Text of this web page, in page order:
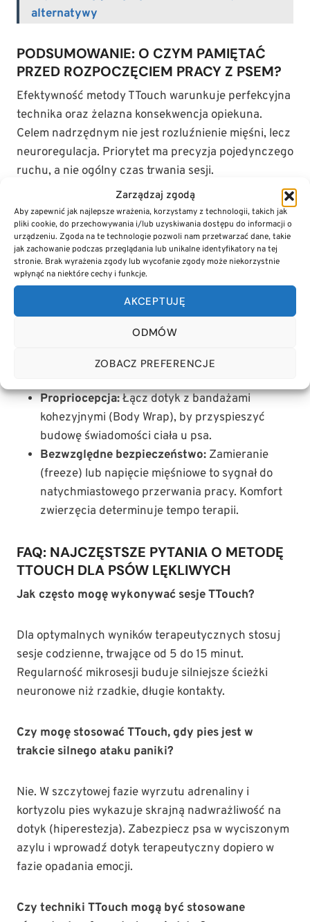
Zarządzaj zgodą
Aby zapewnić jak najlepsze wrażenia, korzystamy z technologii, takich jak
pliki cookie, do przechowywania i/lub uzyskiwania dostępu do informacji o
urządzeniu. Zgoda na te technologie pozwoli nam przetwarzać dane, takie
jak zachowanie podczas przeglądania lub unikalne identyfikatory na tej
stronie. Brak wyrażenia zgody lub wycofanie zgody może niekorzystnie
wpłynąć na niektóre cechy i funkcje.
AKCEPTUJĘ
ODMÓW
ZOBACZ PREFERENCJE
alternatywy
PODSUMOWANIE: O CZYM PAMIĘTAĆ
PRZED ROZPOCZĘCIEM PRACY Z PSEM?
Efektywność metody TTouch warunkuje perfekcyjna
technika oraz żelazna konsekwencja opiekuna.
Celem nadrzędnym nie jest rozluźnienie mięśni, lecz
neuroregulacja. Priorytet ma precyzja pojedynczego
ruchu, a nie ogólny czas trwania sesji.
Co warto zapamiętać
Terapia, nie masaż:Bodźcuj układ nerwowy
poprzez ruch tkanki podskórnej. Nie wgniataj
dłoni w głębokie partie mięśniowe.
Krótkie serie:Pracuj w interwałach 10–15
minutowych. Dłuższe sesje u psów wysoce
reaktywnych prowadzą do przestymulowania.
powolny ruch zgodnie ze wskazówkami zegara,
Propriocepcja:Łącz dotyk z bandażami
kohezyjnymi (Body Wrap), by przyspieszyć
budowę świadomości ciała u psa.
Bezwzględne bezpieczeństwo: Zamieranie
(freeze) lub napięcie mięśniowe to sygnał do
natychmiastowego przerwania pracy. Komfort
zwierzęcia determinuje tempo terapii.
FAQ: NAJCZĘSTSZE PYTANIA O METODĘ
TTOUCH DLA PSÓW LĘKLIWYCH
Jak często mogę wykonywać sesje TTouch?
Dla optymalnych wyników terapeutycznych stosuj
sesje codzienne, trwające od 5 do 15 minut.
Regularność mikrosesji buduje silniejsze ścieżki
neuronowe niż rzadkie, długie kontakty.
Czy mogę stosować TTouch, gdy pies jest w
trakcie silnego ataku paniki?
Nie. W szczytowej fazie wyrzutu adrenaliny i
kortyzolu pies wykazuje skrajną nadwrażliwość na
dotyk (hiperestezja). Zabezpiecz psa w wyciszonym
azylu i wprowadź dotyk terapeutyczny dopiero w
fazie opadania emocji.
Czy techniki TTouch mogą być stosowane